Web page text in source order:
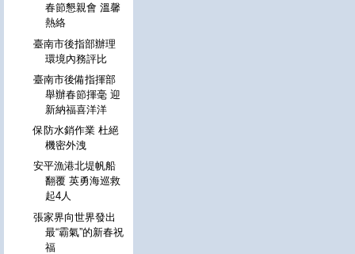
春節懇親會 溫馨
熱絡
臺南市後指部辦理
環境內務評比
臺南市後備指揮部
舉辦春節揮毫 迎
新納福喜洋洋
保防水銷作業 杜絕
機密外洩
安平漁港北堤帆船
翻覆 英勇海巡救
起4人
張家界向世界發出
最“霸氣”的新春祝
福